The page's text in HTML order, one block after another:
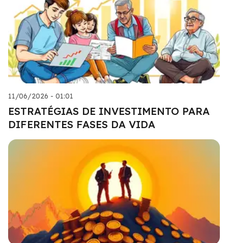
11/06/2026 - 01:01
ESTRATÉGIAS DE INVESTIMENTO PARA
DIFERENTES FASES DA VIDA